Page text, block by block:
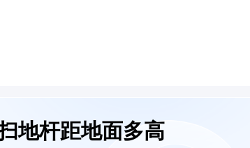
地杆距地面多高